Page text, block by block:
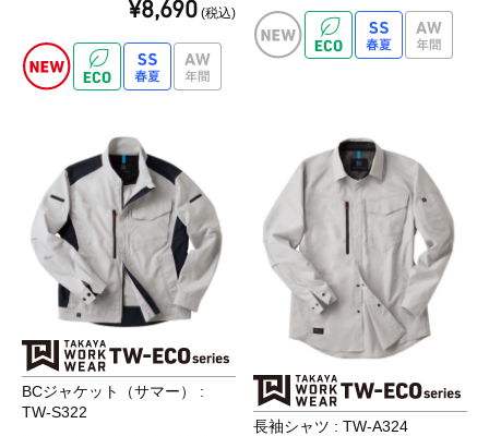
「軽い」「伸びる」「動きやす
レ「Lightfix®」を使用。
¥8,690 (税込)
レ「Lightfix®」を使用。
BCジャケット（サマー） :
TW-S322
長袖シャツ : TW-A324